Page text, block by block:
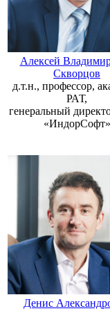
Алексей
Скворцов
д.т.н., профессор,
РАТ,
генеральный
«ИндорСофт»
Денис